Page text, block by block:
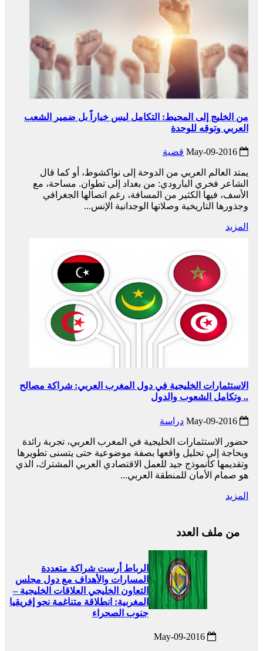
من الخليج إلى المحيط: التكامل ليس خياراً بل ضمير الشعب
العربي وتوقه للوحدة
قضية
يمتد العالم العربي من الدوحة إلى نواكشوط، أو كما قال
الشاعر فخري البارودي: من بغداد إلى تطوان. مساحة، مع
الأسف، فيها الكثير من المسافة، رغم اتصالها الجغرافي
وجذورها التاريخية وصلاتها الوجدانية الإنس...
المزيد
الاستثمارات الخليجية في دول المغرب العربي: شراكة مصالح
.. وتكامل الشعوب والدول
دراسة
حضور الاستثمارات الخليجية في المغرب العربي، تجربة رائدة
وبحاجة إلى تحليل واقعها بصفة موضوعية حتى يتسنى تطويرها
وتقديمها كأنموذج جيد للعمل الاقتصادي العربي المشترك، الذي
هو صمام الأمان للمنطقة العربي...
المزيد
من ملف العدد
الرباط أرست شراكة متعددة
المسارات والأهداف مع دول مجلس
التعاون الخليجي العلاقات الخليجية –
المغربية: انطلاقة متناغمة نحو إفريقيا
جنوب الصحراء